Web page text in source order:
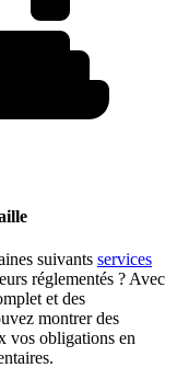
suivants services
réglementés ? Avec
et des
montrer des
vos obligations en